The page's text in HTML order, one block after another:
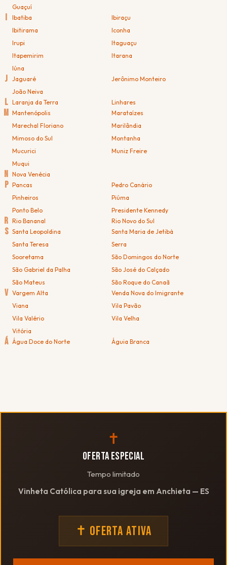
Guaçuí
Ibatiba
Ibiraçu
Ibitirama
Iconha
Irupi
Itaguaçu
Itapemirim
Itarana
Iúna
J Jaguaré
Jerônimo Monteiro
João Neiva
L Laranja da Terra Linhares
M Mantenópolis
Marataízes
Marechal Floriano
Marilândia
Mimoso do Sul
Montanha
Mucurici
Muniz Freire
Muqui
N Nova Venécia
P Pancas
Pedro Canário
Pinheiros
Piúma
Ponto Belo
Presidente Kennedy
R Rio Bananal Rio Novo do Sul
S Santa Leopoldina
Santa Maria de Jetibá
Santa Teresa
Serra
Sooretama
São Domingos do Norte
São Gabriel da Palha
São José do Calçado
São Mateus
São Roque do Canaã
V Vargem Alta
Venda Nova do Imigrante
Viana
Vila Pavão
Vila Valério
Vila Velha
Vitória
Á Água Doce do Norte Águia Branca
✝
OFERTA ESPECIAL
Tempo limitado
Vinheta Católica para sua igreja em Anchieta — ES
✝ OFERTA ATIVA